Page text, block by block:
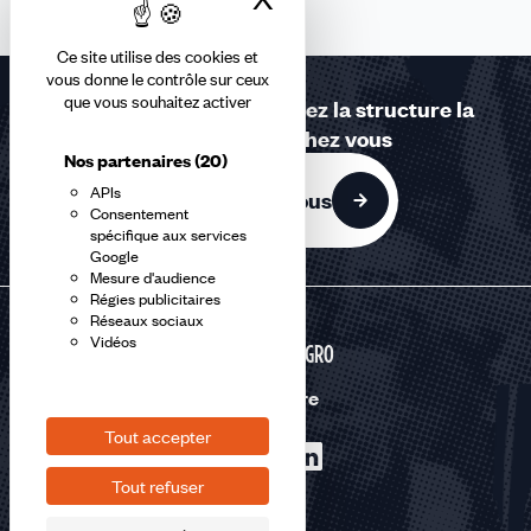
Ce site utilise des cookies et
vous donne le contrôle sur ceux
que vous souhaitez activer
Nos partenaires(20)
APIs
Consentement
spécifique aux services
Google
Mesure d'audience
Régies publicitaires
Réseaux sociaux
Vidéos
Tout accepter
Tout refuser
Contactez-nous ou trouvez la structure la
plus proche de chez vous
Contactez-nous
AGRI-AGRO
Nous suivre